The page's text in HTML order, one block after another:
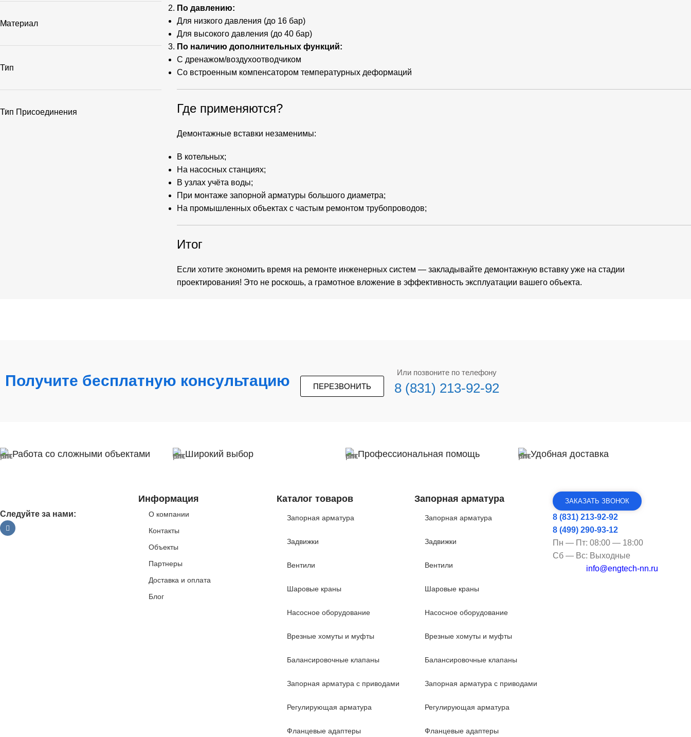
Материал
Тип
Тип Присоединения
По давлению:
Для низкого давления (до 16 бар)
Для высокого давления (до 40 бар)
По наличию дополнительных функций:
С дренажом/воздухоотводчиком
Со встроенным компенсатором температурных деформаций
Где применяются?
Демонтажные вставки незаменимы:
В котельных;
На насосных станциях;
В узлах учёта воды;
При монтаже запорной арматуры большого диаметра;
На промышленных объектах с частым ремонтом трубопроводов;
Итог
Если хотите экономить время на ремонте инженерных систем — закладывайте демонтажную вставку уже на стадии
проектирования! Это не роскошь, а грамотное вложение в эффективность эксплуатации вашего объекта.
Получите бесплатную консультацию ПЕРЕЗВОНИТЬ
Или позвоните по телефону
8 (831) 213-92-92
Работа со сложными объектами Широкий выбор Профессиональная помощь Удобная доставка
Следуйте за нами:
Информация
О компании
Контакты
Объекты
Партнеры
Доставка и оплата
Блог
Каталог товаров
Запорная арматура
Задвижки
Вентили
Шаровые краны
Насосное оборудование
Врезные хомуты и муфты
Балансировочные клапаны
Запорная арматура с приводами
Регулирующая арматура
Фланцевые адаптеры
Запорная арматура
Запорная арматура
Задвижки
Вентили
Шаровые краны
Насосное оборудование
Врезные хомуты и муфты
Балансировочные клапаны
Запорная арматура с приводами
Регулирующая арматура
Фланцевые адаптеры
ЗАКАЗАТЬ ЗВОНОК
8 (831) 213-92-92
8 (499) 290-93-12
Пн — Пт: 08:00 — 18:00
Сб — Вс: Выходные
info@engtech-nn.ru